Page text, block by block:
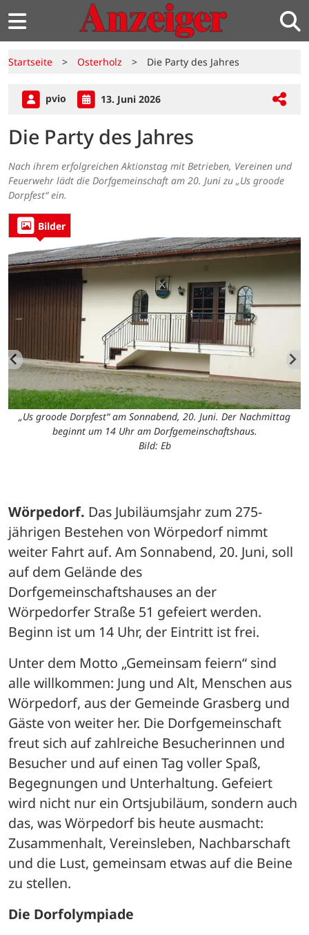
Startseite > Osterholz > Die Party des Jahres
pvio 13. Juni 2026
Die Party des Jahres
Nach ihrem erfolgreichen Aktionstag mit Betrieben, Vereinen und
Feuerwehr lädt die Dorfgemeinschaft am 20. Juni zu „Us groode
Dorpfest“ ein.
Bilder
„Us groode Dorpfest“ am Sonnabend, 20. Juni. Der Nachmittag
beginnt um 14 Uhr am Dorfgemeinschaftshaus.
Bild: Eb
Wörpedorf. Das Jubiläumsjahr zum 275-
jährigen Bestehen von Wörpedorf nimmt
weiter Fahrt auf. Am Sonnabend, 20. Juni, soll
auf dem Gelände des
Dorfgemeinschaftshauses an der
Wörpedorfer Straße 51 gefeiert werden.
Beginn ist um 14 Uhr, der Eintritt ist frei.
Unter dem Motto „Gemeinsam feiern“ sind
alle willkommen: Jung und Alt, Menschen aus
Wörpedorf, aus der Gemeinde Grasberg und
Gäste von weiter her. Die Dorfgemeinschaft
freut sich auf zahlreiche Besucherinnen und
Besucher und auf einen Tag voller Spaß,
Begegnungen und Unterhaltung. Gefeiert
wird nicht nur ein Ortsjubiläum, sondern auch
das, was Wörpedorf bis heute ausmacht:
Zusammenhalt, Vereinsleben, Nachbarschaft
und die Lust, gemeinsam etwas auf die Beine
zu stellen.
Die Dorfolympiade